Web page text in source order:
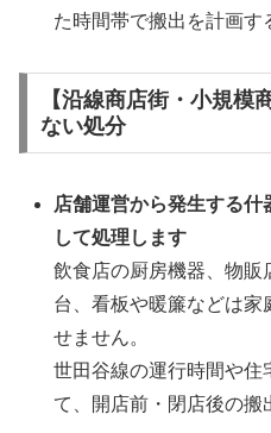
た時間帯で搬出を計画す
【沿線商店街・小規模
ない処分
店舗運営から発生する什
して処理します
飲食店の厨房機器、物販
台、看板や暖簾などは家
せません。
世田谷線の運行時間や住
て、開店前・閉店後の搬